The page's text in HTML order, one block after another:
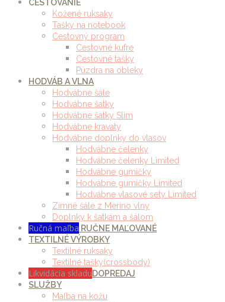
CESTOVANIE
Kožené ruksaky
Tašky na notebook
Cestovný program
Cestovné kufre
Cestovné tašky
Púzdra na obleky
HODVÁB A VLNA
Hodvábne šále
Hodvábne šatky
Hodvábne šatky Slim
Hodvábne kravaty
Hodvábne doplnky do vlasov
Hodvábne čelenky
Hodvábne čelenky Limited
Hodvábne gumičky
Hodvábne gumičky Limited
Hodvábne vlasové sety Limited
Zimné šále z Merino vlny
Doplnky k šatkám a šálom
Ručná maľba RUČNE MAĽOVANÉ
TEXTILNÉ VÝROBKY
Textilné ruksaky
Textilné tašky(crossbody)
Likvidácia skladuDOPREDAJ
SLUŽBY
Maľba na kožu